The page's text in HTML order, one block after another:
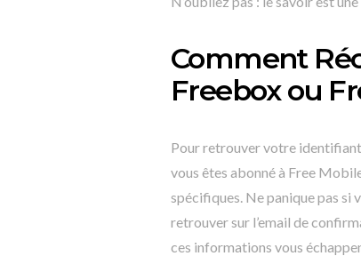
Comment
Freebox ou
Pour retrouver votre identifiant
vous êtes abonné à Free
spécifiques. Ne panique pas si
retrouver sur l’email de
ces informations vous